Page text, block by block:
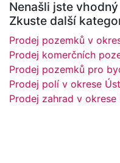
Nenašli jste
Zkuste další
Prodej pozemků v
Prodej komerčních
Prodej pozemků pro
Prodej polí v okrese
Prodej zahrad v okrese